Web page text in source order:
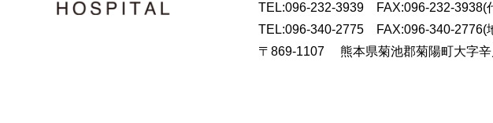
TEL:096-232-3939 FAX:096-232-3938(
TEL:096-340-2775 FAX:096-340-2776(
〒869-1107
熊本県菊池郡菊陽町大字